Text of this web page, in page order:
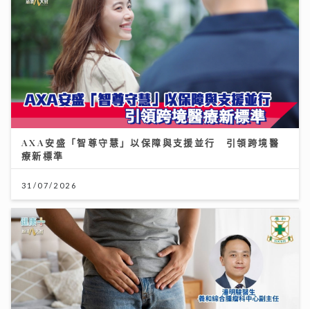
AXA安盛「智尊守慧」以保障與支援並行 引領跨境醫
療新標準
31/07/2026